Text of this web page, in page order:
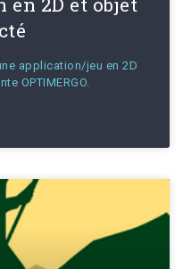
application/jeu en 2D
OPTIMERGO.